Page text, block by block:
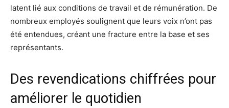
latent lié aux conditions de travail et de rémunération. De
nombreux employés soulignent que leurs voix n’ont pas
été entendues, créant une fracture entre la base et ses
représentants.
Des revendications chiffrées pour
améliorer le quotidien